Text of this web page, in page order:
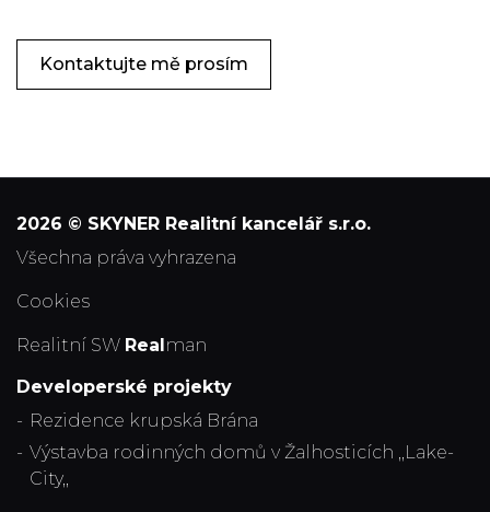
Kontaktujte mě prosím
2026 © SKYNER Realitní kancelář s.r.o.
všechna práva vyhrazena
Cookies
Realitní SW Real man
Developerské projekty
Rezidence krupská Brána
Výstavba rodinných domů v Žalhosticích ,,Lake-
City,,